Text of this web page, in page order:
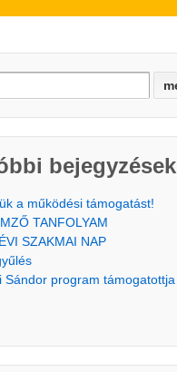
bejegyzések
a működési támogatást!
TANFOLYAM
SZAKMAI NAP
Sándor program támogatottja